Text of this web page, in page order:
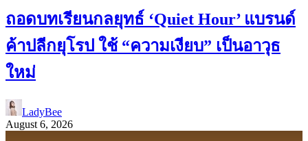
ถอดบทเรียนกลยุทธ์ ‘Quiet Hour’ แบรนด์
ค้าปลีกยุโรป ใช้ “ความเงียบ” เป็นอาวุธ
ใหม่
LadyBee
August 6, 2026